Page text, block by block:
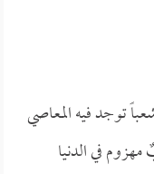
توجد فيه المعاصي
في الدنيا